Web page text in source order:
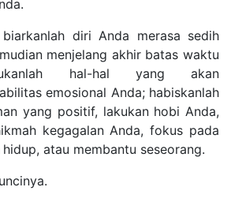
diri Anda merasa sedih
menjelang akhir batas waktu
hal-hal yang akan
emosional Anda; habiskanlah
yang positif, lakukan hobi Anda,
kegagalan Anda, fokus pada
atau membantu seseorang.